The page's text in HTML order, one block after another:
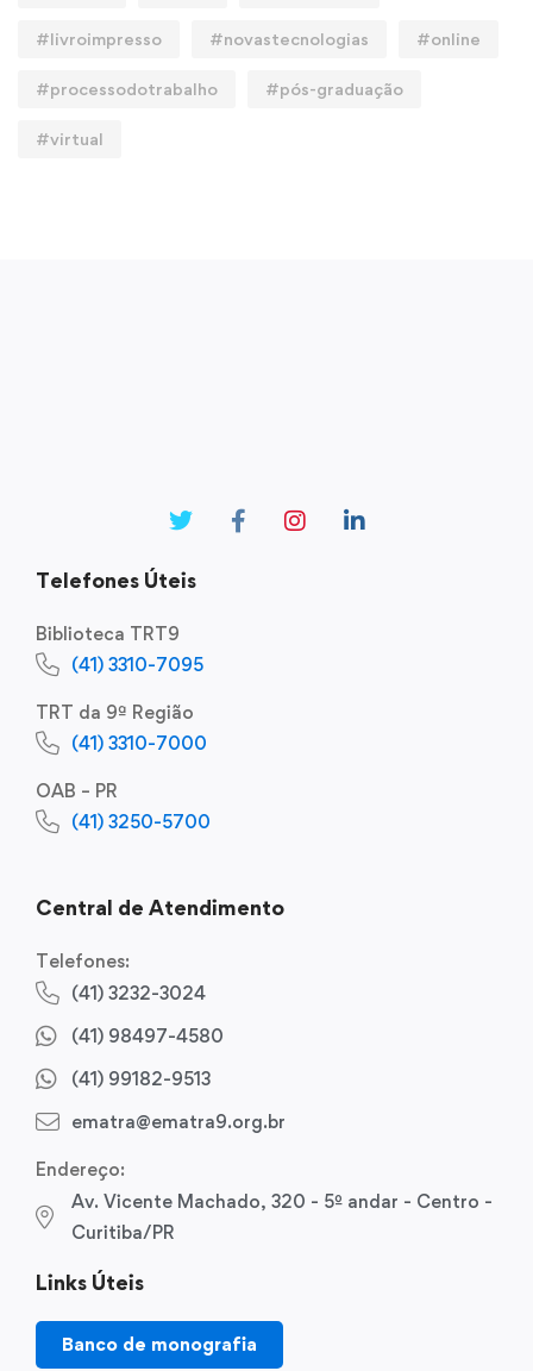
#livroimpresso #novastecnologias #online
#processodotrabalho #pós-graduação
#virtual
Telefones Úteis
Biblioteca TRT9
(41) 3310-7095
TRT da 9ª Região
(41) 3310-7000
OAB – PR
(41) 3250-5700
Central de Atendimento
Telefones:
(41) 3232-3024
(41) 98497-4580
(41) 99182-9513
ematra@ematra9.org.br
Endereço:
Av. Vicente Machado, 320 - 5º andar - Centro -
Curitiba/PR
Links Úteis
Banco de monografia